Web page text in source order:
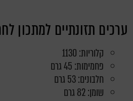
ערכים תזונתיים למתכון
קלוריות: 1130
פחמימות: 45 גרם
חלבונים: 53 גרם
שומן: 82 גרם